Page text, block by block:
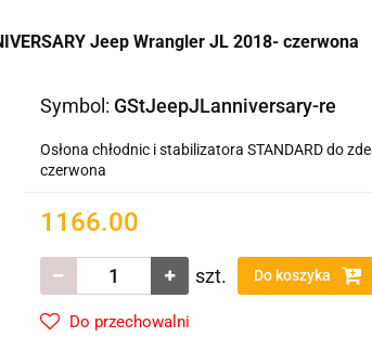
Jeep Wrangler JL 2018- czerwona
Symbol: GStJeepJLanniversary-re
Osłona chłodnic i stabilizatora STANDARD do
czerwona
1166.00
szt. Do koszyka
Do przechowalni